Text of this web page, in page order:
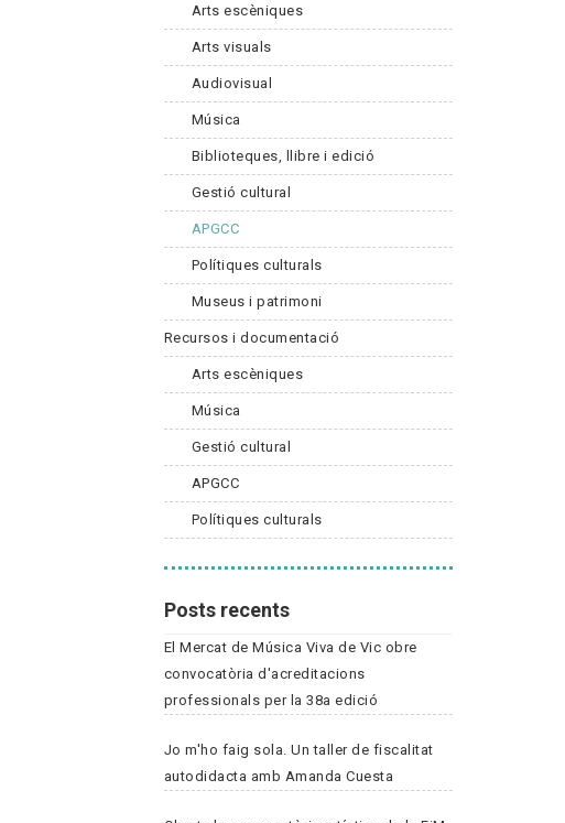
Arts escèniques
Arts visuals
Audiovisual
Música
Biblioteques, llibre i edició
Gestió cultural
APGCC
Polítiques culturals
Museus i patrimoni
Recursos i documentació
Arts escèniques
Música
Gestió cultural
APGCC
Polítiques culturals
Posts recents
El Mercat de Música Viva de Vic obre
convocatòria d'acreditacions
professionals per la 38a edició
Jo m'ho faig sola. Un taller de fiscalitat
autodidacta amb Amanda Cuesta